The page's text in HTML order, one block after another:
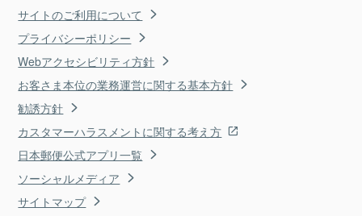
サイトのご利用について
プライバシーポリシー
Webアクセシビリティ方針
お客さま本位の業務運営に関する基本方針
勧誘方針
カスタマーハラスメントに関する考え方
日本郵便公式アプリ一覧
ソーシャルメディア
サイトマップ